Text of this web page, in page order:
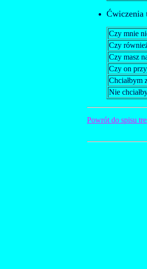
Ćwiczenia
Czy mnie
Czy
Czy masz
Czy on
Chciałbym
Nie
Powrót do spisu